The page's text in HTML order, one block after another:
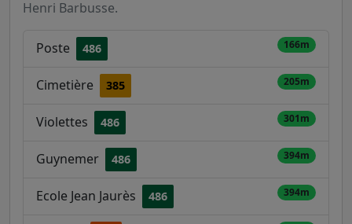
Henri Barbusse.
Poste 486 166m
Cimetière 385 205m
Violettes 486 301m
Guynemer 486 394m
Ecole Jean Jaurès 486 394m